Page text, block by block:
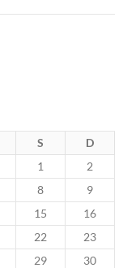
S
D
1
2
8
9
15
16
22
23
29
30